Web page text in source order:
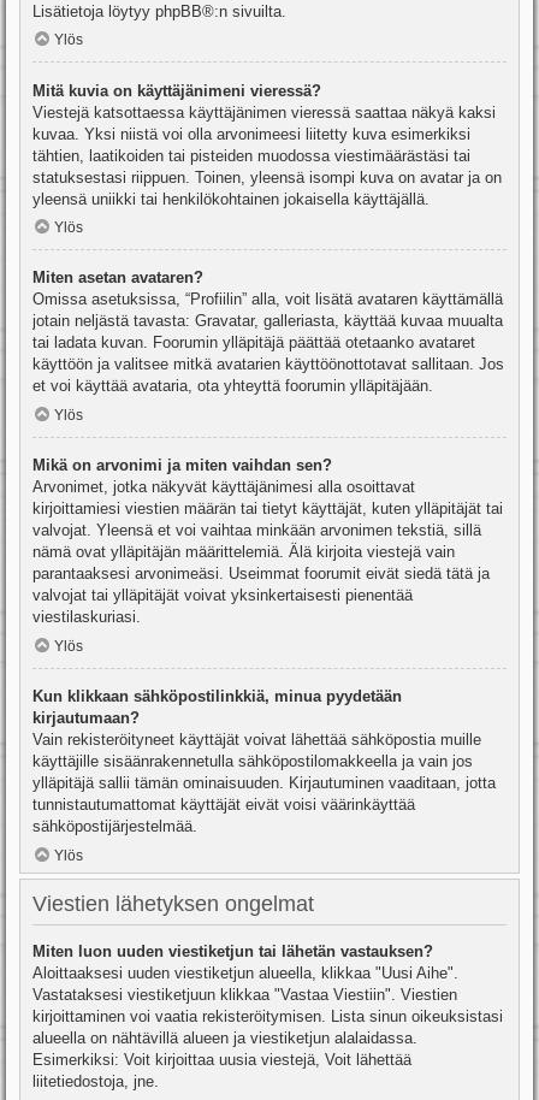
Lisätietoja löytyy phpBB®:n sivuilta.
Ylös
Mitä kuvia on käyttäjänimeni vieressä?
Viestejä katsottaessa käyttäjänimen vieressä saattaa näkyä kaksi
kuvaa. Yksi niistä voi olla arvonimeesi liitetty kuva esimerkiksi
tähtien, laatikoiden tai pisteiden muodossa viestimäärästäsi tai
statuksestasi riippuen. Toinen, yleensä isompi kuva on avatar ja on
yleensä uniikki tai henkilökohtainen jokaisella käyttäjällä.
Ylös
Miten asetan avataren?
Omissa asetuksissa, “Profiilin” alla, voit lisätä avataren käyttämällä
jotain neljästä tavasta: Gravatar, galleriasta, käyttää kuvaa muualta
tai ladata kuvan. Foorumin ylläpitäjä päättää otetaanko avataret
käyttöön ja valitsee mitkä avatarien käyttöönottotavat sallitaan. Jos
et voi käyttää avataria, ota yhteyttä foorumin ylläpitäjään.
Ylös
Mikä on arvonimi ja miten vaihdan sen?
Arvonimet, jotka näkyvät käyttäjänimesi alla osoittavat
kirjoittamiesi viestien määrän tai tietyt käyttäjät, kuten ylläpitäjät tai
valvojat. Yleensä et voi vaihtaa minkään arvonimen tekstiä, sillä
nämä ovat ylläpitäjän määrittelemiä. Älä kirjoita viestejä vain
parantaaksesi arvonimeäsi. Useimmat foorumit eivät siedä tätä ja
valvojat tai ylläpitäjät voivat yksinkertaisesti pienentää
viestilaskuriasi.
Ylös
Kun klikkaan sähköpostilinkkiä, minua pyydetään
kirjautumaan?
Vain rekisteröityneet käyttäjät voivat lähettää sähköpostia muille
käyttäjille sisäänrakennetulla sähköpostilomakkeella ja vain jos
ylläpitäjä sallii tämän ominaisuuden. Kirjautuminen vaaditaan, jotta
tunnistautumattomat käyttäjät eivät voisi väärinkäyttää
sähköpostijärjestelmää.
Ylös
Viestien lähetyksen ongelmat
Miten luon uuden viestiketjun tai lähetän vastauksen?
Aloittaaksesi uuden viestiketjun alueella, klikkaa "Uusi Aihe".
Vastataksesi viestiketjuun klikkaa "Vastaa Viestiin". Viestien
kirjoittaminen voi vaatia rekisteröitymisen. Lista sinun oikeuksistasi
alueella on nähtävillä alueen ja viestiketjun alalaidassa.
Esimerkiksi: Voit kirjoittaa uusia viestejä, Voit lähettää
liitetiedostoja, jne.